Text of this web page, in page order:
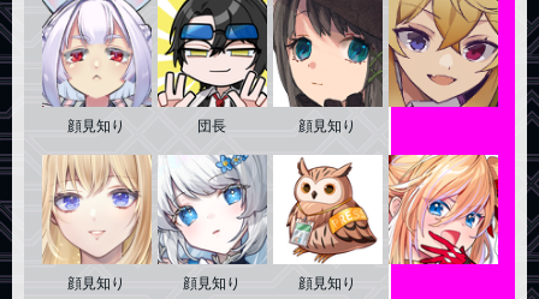
全部見る
顔見知り 団長 顔見知り
顔見知り 顔見知り 顔見知り